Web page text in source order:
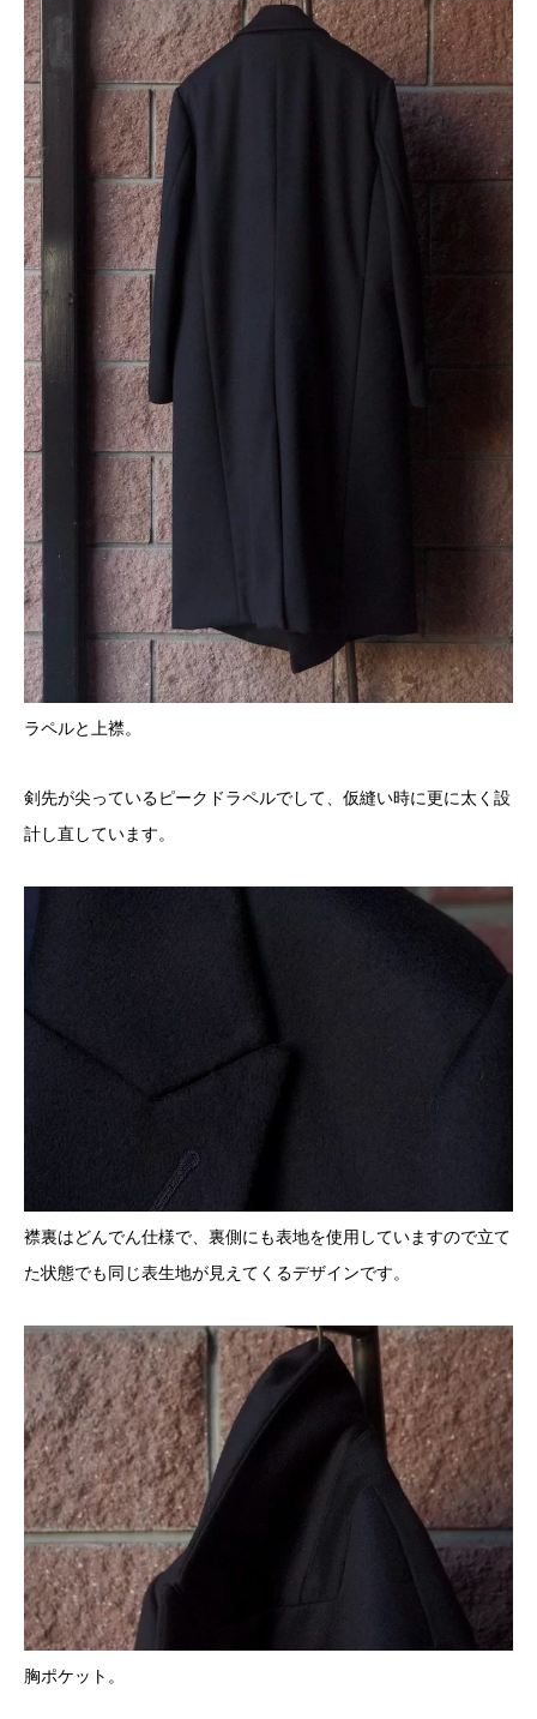
ラペルと上襟。
剣先が尖っているピークドラペルでして、仮縫い時に更に太く設
計し直しています。
襟裏はどんでん仕様で、裏側にも表地を使用していますので立て
た状態でも同じ表生地が見えてくるデザインです。
胸ポケット。